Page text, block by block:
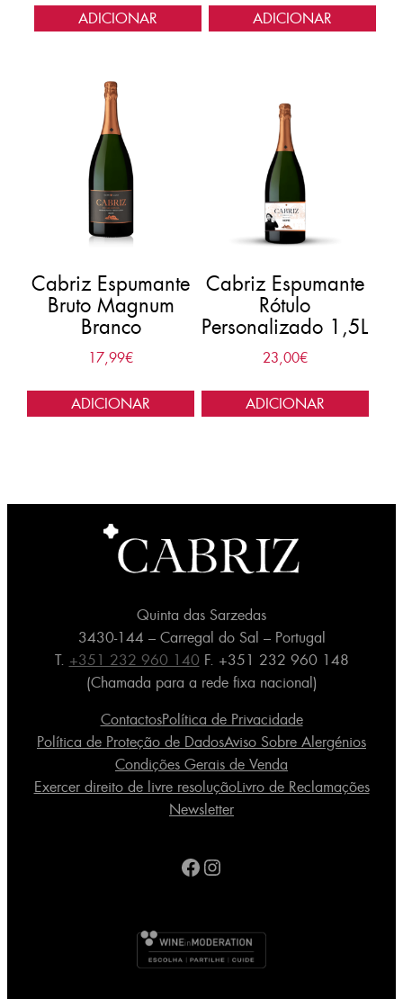
ADICIONAR ADICIONAR
Cabriz Espumante
Bruto Magnum
Branco
17,99€
ADICIONAR
Cabriz Espumante
Rótulo
Personalizado 1,5L
23,00€
ADICIONAR
Quinta das Sarzedas
3430-144 – Carregal do Sal – Portugal
T. +351 232 960 140 F. +351 232 960 148
(Chamada para a rede fixa nacional)
ContactosPolítica de Privacidade
Política de Proteção de DadosAviso Sobre Alergénios
Condições Gerais de Venda
Exercer direito de livre resoluçãoLivro de Reclamações
Newsletter
Facebook
Instagram